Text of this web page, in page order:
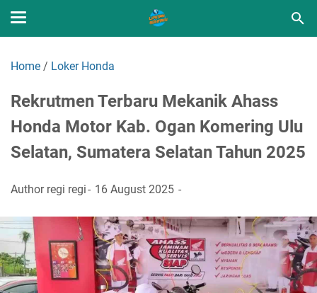
Home / Loker Honda
Rekrutmen Terbaru Mekanik Ahass
Honda Motor Kab. Ogan Komering Ulu
Selatan, Sumatera Selatan Tahun 2025
Author regi regi 16 August 2025